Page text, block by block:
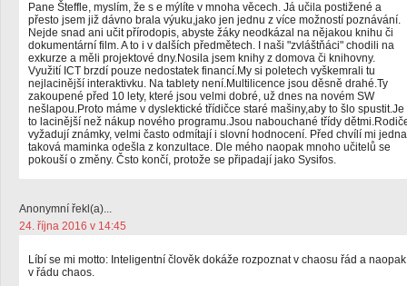
Pane Šteffle, myslím, že s e mýlíte v mnoha věcech. Já učila postižené a
přesto jsem již dávno brala výuku,jako jen jednu z více možností poznávání.
Nejde snad ani učit přírodopis, abyste žáky neodkázal na nějakou knihu či
dokumentární film. A to i v dalších předmětech. I naši "zvláštňáci" chodili na
exkurze a měli projektové dny.Nosila jsem knihy z domova či knihovny.
Využití ICT brzdí pouze nedostatek financí.My si poletech vyškemrali tu
nejlacinější interaktivku. Na tablety není.Multilicence jsou děsně drahé.Ty
zakoupené před 10 lety, které jsou velmi dobré, už dnes na novém SW
nešlapou.Proto máme v dyslektické třídičce staré mašiny,aby to šlo spustit.Je
to lacinější než nákup nového programu.Jsou nabouchané třídy
vyžadují známky, velmi často odmítají i slovní hodnocení. Před chvílí mi jedna
taková maminka odešla z konzultace. Dle mého naopak mnoho učitelů se
pokouší o změny. Čsto končí, protože se připadají jako Sysifos.
Anonymní řekl(a)...
24. října 2016 v 14:45
Líbí se mi motto: Inteligentní člověk dokáže rozpoznat v chaosu řád a naopak
v řádu chaos.